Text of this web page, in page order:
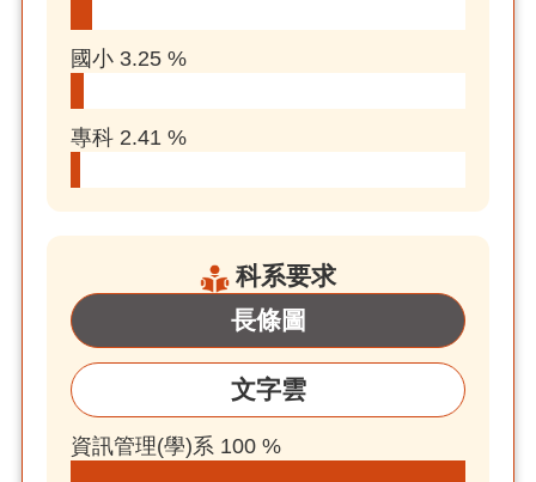
國小 3.25 %
專科 2.41 %
科系要求
長條圖
文字雲
資訊管理(學)系 100 %